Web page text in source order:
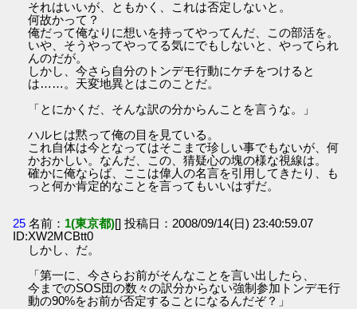
それはいいが、ともかく、これは否定しないと。
何故かって？
俺だって俺なりに想いを持ってやってんだ、この部活を。
いや、そうやってやってる気にでもしないと、やってられ
んのだが。
しかし、今さら自分のトンデモ行動にケチをつけると
は……。天変地異とはこのことだ。
「とにかくだ、そんな訳の分からんことを言うな。」
ハルヒは黙って俺の目を見ている。
これ自体は今となってはそこまで珍しい事でもないが、何
かおかしい。なんだ、この、猜疑心の塊の様な視線は。
確かに俺ならば、ここは偉人の名言を引用してきたり、も
っと何か肯定的なことを言ってもいいはずだ。
25 名前： 1(東京都)[] 投稿日：2008/09/14(日) 23:40:59.07
ID:XW2MCBtt0
しかし、だ。
「第一に、今さらお前がそんなことを言い出したら、
今までのSOS団の数々の訳分からない強制参加トンデモ行
動の90%をお前が否定することになるんだぞ？」